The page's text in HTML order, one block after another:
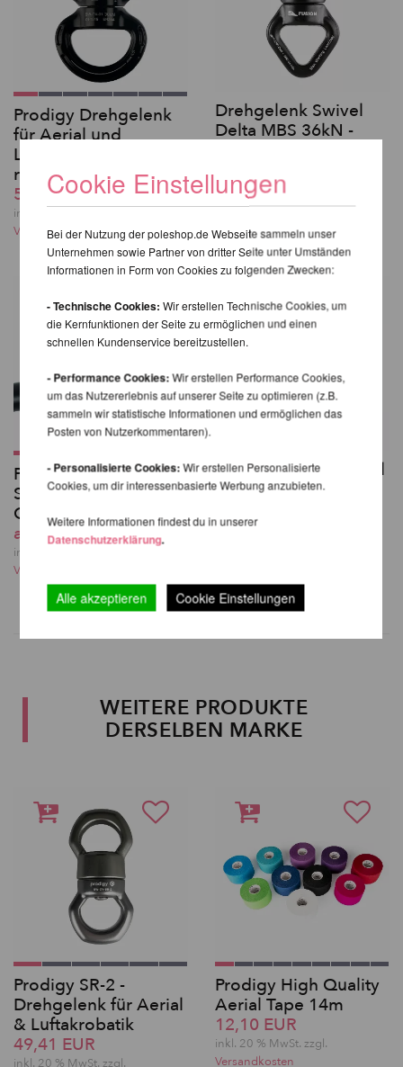
Prodigy Drehgelenk
für Aerial und
Luftakrobatik - groß,
rund
59,50 EUR
inkl. 20 % MwSt. zzgl.
Versandkosten
Drehgelenk Swivel
Delta MBS 36kN -
inkl. 20 % MwSt. zzgl.
Versandkosten
Polyester Strop,
Schlinge für Aerial-
Geräte
ab 15,13 EUR
inkl. 20 % MwSt. zzgl.
Versandkosten
Rigging-Set für Aerial
Hoops / Lyra
inkl. 20 % MwSt. zzgl.
WEITERE PRODUKTE
DERSELBEN MARKE
Prodigy SR-2 -
Drehgelenk für Aerial
& Luftakrobatik
49,41 EUR
inkl. 20 % MwSt. zzgl.
Prodigy High Quality
Aerial Tape 14m
12,10 EUR
inkl. 20 % MwSt. zzgl.
Versandkosten
Cookie Einstellungen
Bei der Nutzung der poleshop.de Webseite sammeln unser
Unternehmen sowie Partner von dritter Seite unter Umständen
Informationen in Form von Cookies zu folgenden Zwecken:
- Technische Cookies: Wir erstellen Technische Cookies, um
die Kernfunktionen der Seite zu ermöglichen und einen
schnellen Kundenservice bereitzustellen.
- Performance Cookies:Wir erstellen Performance Cookies,
um das Nutzererlebnis auf unserer Seite zu optimieren (z.B.
sammeln wir statistische Informationen und ermöglichen das
Posten von Nutzerkommentaren).
- Personalisierte Cookies:Wir erstellen Personalisierte
Cookies, um dir interessenbasierte Werbung anzubieten.
Weitere Informationen findest du in unserer
Datenschutzerklärung.
Alle akzeptieren Cookie Einstellungen